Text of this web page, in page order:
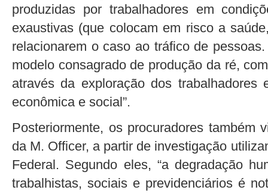
produzidas por trabalhadores em
exaustivas (que colocam em risco a
relacionarem o caso ao tráfico de
modelo consagrado de produção da ré,
através da exploração dos trabalhadores
econômica e social”.
Posteriormente, os procuradores também
da M. Officer, a partir de investigação
Federal. Segundo eles, “a degradação
trabalhistas, sociais e previdenciários é